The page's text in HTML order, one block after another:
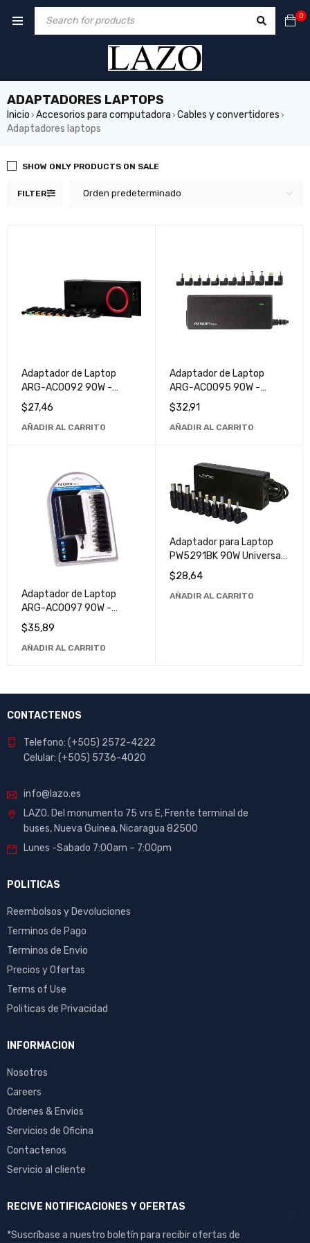
0
ADAPTADORES LAPTOPS
Inicio › Accesorios para computadora › Cables y convertidores ›
Adaptadores laptops
FILTER Orden predeterminado
SHOW ONLY PRODUCTS ON SALE
Adaptador de Laptop
ARG-AC0092 90W -
Cargador Universal de Alta
Eficiencia para Portátiles
$27,46
AÑADIR AL CARRITO
Adaptador de Laptop
ARG-AC0095 90W -
Cargador Universal de Alta
Potencia para Portátiles
$32,91
AÑADIR AL CARRITO
Adaptador de Laptop
ARG-AC0097 90W -
Cargador Universal de Alta
Potencia para Portátiles
$35,89
AÑADIR AL CARRITO
Adaptador para Laptop
PW5291BK 90W Universal
- Compatible con Múltiples
Marcas
$28,64
AÑADIR AL CARRITO
CONTACTENOS
Telefono: (+505) 2572-4222
Celular: (+505) 5736-4020
info@lazo.es
LAZO. Del monumento 75 vrs E, Frente terminal de
buses, Nueva Guinea, Nicaragua 82500
Lunes -Sabado 7:00am – 7:00pm
POLITICAS
Reembolsos y Devoluciones
Terminos de Pago
Terminos de Envio
Precios y Ofertas
Terms of Use
Politicas de Privacidad
INFORMACION
Nosotros
Careers
Ordenes & Envios
Servicios de Oficina
Contactenos
Servicio al cliente
RECIVE NOTIFICACIONES Y OFERTAS
*Suscríbase a nuestro boletín para recibir ofertas de